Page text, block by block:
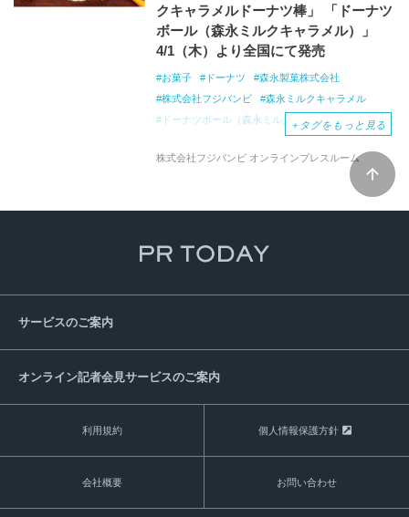
クキャラメルドーナツ棒」 「ドーナツ
ボール（森永ミルクキャラメル）」
4/1（木）より全国にて発売
お菓子 ドーナツ
森永製菓株式会社
株式会社フジバンビ
森永ミルクキャラメル
ドーナツボール（森永ミルクキャラメル）
九州
＋ タグをもっと見る
株式会社フジバンビ オンラインプレスルーム
サービスのご案内
オンライン記者会見サービスのご案内
利用規約 個人情報保護方針
会社概要 お問い合わせ